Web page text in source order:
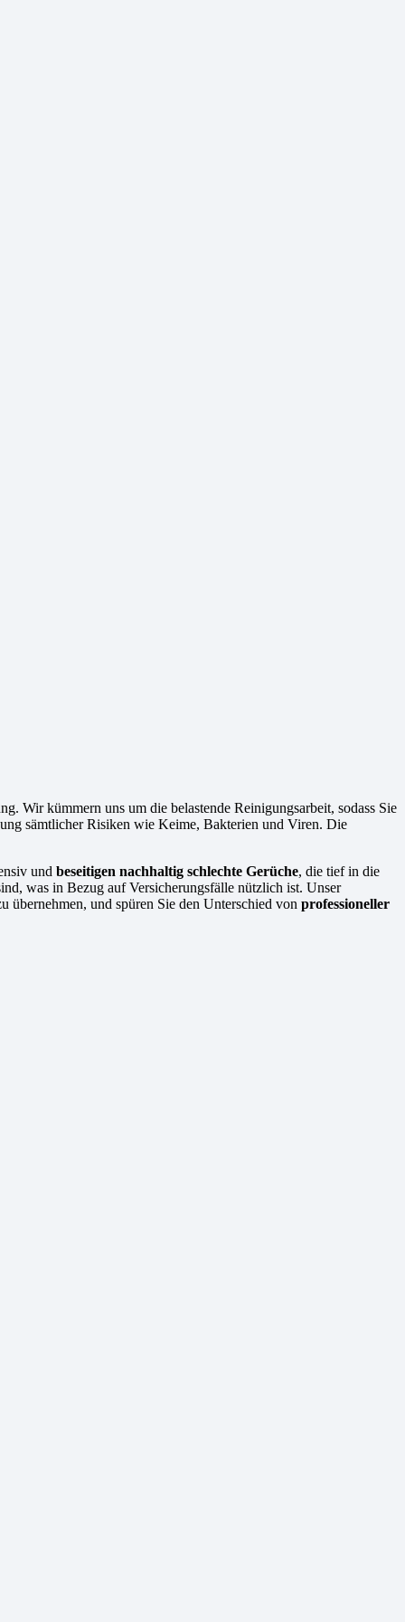
Wir kümmern uns um die belastende Reinigungsarbeit, sodass Sie
sämtlicher Risiken wie Keime, Bakterien und Viren. Die
und beseitigen nachhaltig schlechte Gerüche, die tief in die
was in Bezug auf Versicherungsfälle nützlich ist. Unser
und spüren Sie den Unterschied von professioneller